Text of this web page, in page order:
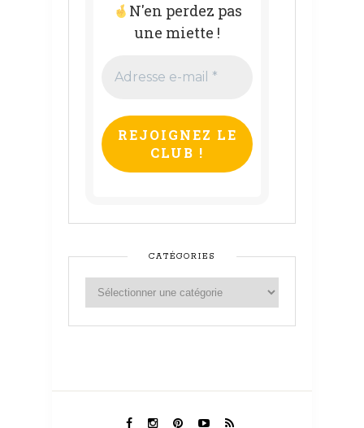
N'en perdez pas
une miette !
e-
*
CATÉGORIES